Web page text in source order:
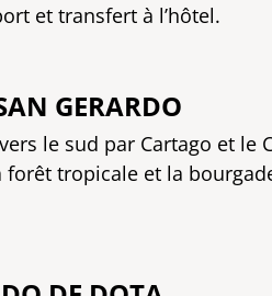
et transfert à l’hôtel.
GERARDO
le sud par Cartago et le
forêt tropicale et la